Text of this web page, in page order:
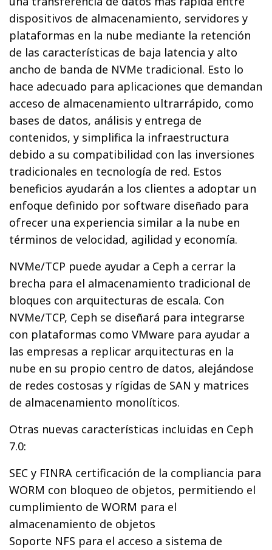
dispositivos de almacenamiento, servidores y
plataformas en la nube mediante la retención
de las características de baja latencia y alto
ancho de banda de NVMe tradicional. Esto lo
hace adecuado para aplicaciones que demandan
acceso de almacenamiento ultrarrápido, como
bases de datos, análisis y entrega de
contenidos, y simplifica la infraestructura
debido a su compatibilidad con las inversiones
tradicionales en tecnología de red. Estos
beneficios ayudarán a los clientes a adoptar un
enfoque definido por software diseñado para
ofrecer una experiencia similar a la nube en
términos de velocidad, agilidad y economía.
NVMe/TCP puede ayudar a Ceph a cerrar la
brecha para el almacenamiento tradicional de
bloques con arquitecturas de escala. Con
NVMe/TCP, Ceph se diseñará para integrarse
con plataformas como VMware para ayudar a
las empresas a replicar arquitecturas en la
nube en su propio centro de datos, alejándose
de redes costosas y rígidas de SAN y matrices
de almacenamiento monolíticos.
Otras nuevas características incluidas en Ceph
7.0:
SEC y FINRA certificación de la compliancia para
WORM con bloqueo de objetos, permitiendo el
cumplimiento de WORM para el
almacenamiento de objetos
Soporte NFS para el acceso a sistema de